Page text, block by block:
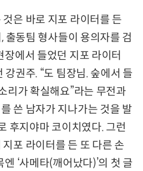
은 바로 지포 라이터를 든
출동팀 형사들이 용의자를 검
에서 들었던 지포 라이터
권주. “도 팀장님. 숲에서 들
리가 확실해요”라는 무전과
쓴 남자가 지나가는 것을 발
후지야마 코이치였다. 그런
포 라이터를 든 또 다른 손
‘사메타(깨어났다)’의 첫 글